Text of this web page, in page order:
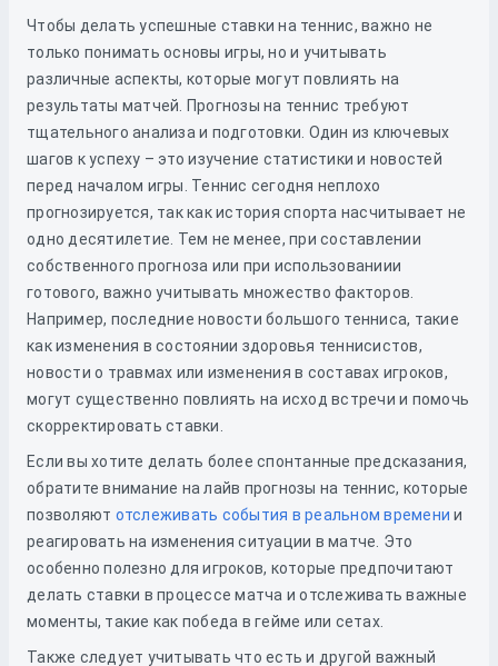
Чтобы делать успешные ставки на теннис, важно не
только понимать основы игры, но и учитывать
различные аспекты, которые могут повлиять на
результаты матчей. Прогнозы на теннис требуют
тщательного анализа и подготовки. Один из ключевых
шагов к успеху – это изучение статистики и новостей
перед началом игры. Теннис сегодня неплохо
прогнозируется, так как история спорта насчитывает не
одно десятилетие. Тем не менее, при составлении
собственного прогноза или при использованиии
готового, важно учитывать множество факторов.
Например, последние новости большого тенниса, такие
как изменения в состоянии здоровья теннисистов,
новости о травмах или изменения в составах игроков,
могут существенно повлиять на исход встречи и помочь
скорректировать ставки.
Если вы хотите делать более спонтанные предсказания,
обратите внимание на лайв прогнозы на теннис, которые
позволяют отслеживать события в реальном времени и
реагировать на изменения ситуации в матче. Это
особенно полезно для игроков, которые предпочитают
делать ставки в процессе матча и отслеживать важные
моменты, такие как победа в гейме или сетах.
Также следует учитывать что есть и другой важный